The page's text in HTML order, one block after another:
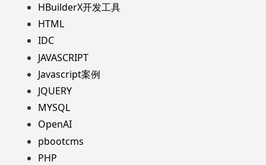
HBuilderX开发工具
HTML
IDC
JAVASCRIPT
Javascript案例
JQUERY
MYSQL
OpenAI
pbootcms
PHP